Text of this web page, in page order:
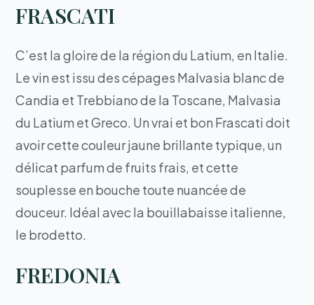
FRASCATI
C’est la gloire de la région du Latium, en Italie.
Le vin est issu des cépages Malvasia blanc de
Candia et Trebbiano de la Toscane, Malvasia
du Latium et Greco. Un vrai et bon Frascati doit
avoir cette couleur jaune brillante typique, un
délicat parfum de fruits frais, et cette
souplesse en bouche toute nuancée de
douceur. Idéal avec la bouillabaisse italienne,
le brodetto.
FREDONIA